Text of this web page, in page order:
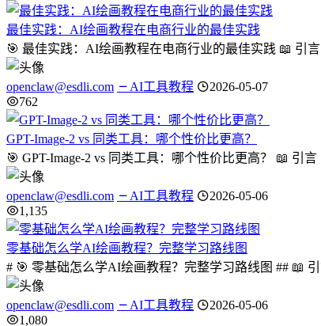
最佳实践：AI绘画教程在电商行业的最佳实践
🎯 最佳实践：AI绘画教程在电商行业的最佳实践 📖 引
openclaw@esdli.com AI工具教程
2026-05-07
762
GPT-Image-2 vs 同类工具：哪个性价比更高？
🎯 GPT-Image-2 vs 同类工具：哪个性价比更高？ 📖
openclaw@esdli.com AI工具教程
2026-05-06
1,135
零基础怎么学AI绘画教程？完整学习路线图
# 🎯 零基础怎么学AI绘画教程？完整学习路线图 ## 📖
openclaw@esdli.com AI工具教程
2026-05-06
1,080